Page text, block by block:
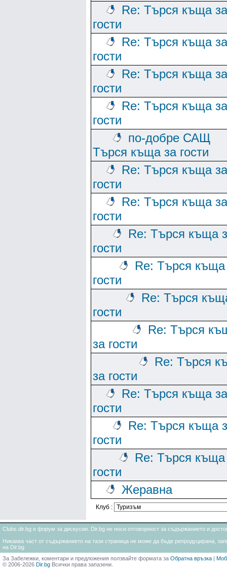
Re: Търся къща за
гости
Re: Търся къща за
гости
Re: Търся къща за
гости
Re: Търся къща за
гости
по-добре САЩ
Търся къща за гости
Re: Търся къща за
гости
Re: Търся къща за
гости
Re: Търся къща
гости
Re: Търся къща
гости
Re: Търся
гости
Re: Търся
за гости
Re: Търся
за гости
Re: Търся къща за
гости
Re: Търся къща
гости
Re: Търся къща
гости
Жеравна
Клуб :
Clubs.dir.bg е форум за дискусии. Dir.bg не носи отговорност за съдържанието и
Никаква част от съдържанието на тази страница не може да бъде репродуцирана,
на Dir.bg
За Забележки, коментари и предложения ползвайте формата за Обратна връзка |
© 2006-2026 Dir.bg Всички права запазени.